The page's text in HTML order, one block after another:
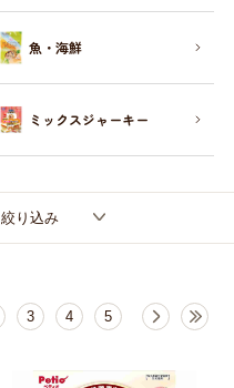
魚・海鮮
ミックスジャーキー
絞り込み
3 4 5